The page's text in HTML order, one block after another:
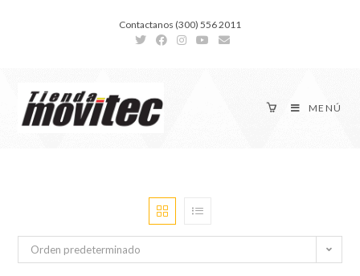
Contactanos (300) 556 2011
MENÚ
Orden predeterminado